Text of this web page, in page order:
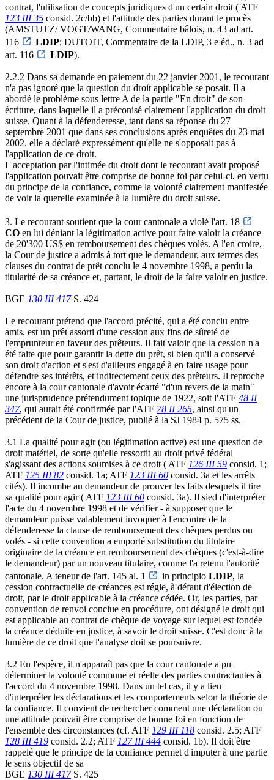
contrat, l'utilisation de concepts juridiques d'un certain droit ( ATF
123 III 35 consid. 2c/bb) et l'attitude des parties durant le procès
(AMSTUTZ/ VOGT/WANG, Commentaire bâlois, n. 43 ad art.
116
LDIP; DUTOIT, Commentaire de la LDIP, 3 e éd., n. 3 ad
art. 116
LDIP).
2.2.2 Dans sa demande en paiement du 22 janvier 2001, le recourant
n'a pas ignoré que la question du droit applicable se posait. Il a
abordé le problème sous lettre A de la partie "En droit" de son
écriture, dans laquelle il a préconisé clairement l'application du droit
suisse. Quant à la défenderesse, tant dans sa réponse du 27
septembre 2001 que dans ses conclusions après enquêtes du 23 mai
2002, elle a déclaré expressément qu'elle ne s'opposait pas à
l'application de ce droit.
L'acceptation par l'intimée du droit dont le recourant avait proposé
l'application pouvait être comprise de bonne foi par celui-ci, en vertu
du principe de la confiance, comme la volonté clairement manifestée
de voir la querelle examinée à la lumière du droit suisse.
3. Le recourant soutient que la cour cantonale a violé l'art. 18
CO en lui déniant la légitimation active pour faire valoir la créance
de 20'300 US$ en remboursement des chèques volés. A l'en croire,
la Cour de justice a admis à tort que le demandeur, aux termes des
clauses du contrat de prêt conclu le 4 novembre 1998, a perdu la
titularité de sa créance et, partant, le droit de la faire valoir en justice.
BGE 130 III 417S. 424
Le recourant prétend que l'accord précité, qui a été conclu entre
amis, est un prêt assorti d'une cession aux fins de sûreté de
l'emprunteur en faveur des prêteurs. Il fait valoir que la cession n'a
été faite que pour garantir la dette du prêt, si bien qu'il a conservé
son droit d'action et s'est d'ailleurs engagé à en faire usage pour
défendre ses intérêts, et indirectement ceux des prêteurs. Il reproche
encore à la cour cantonale d'avoir écarté "d'un revers de la main"
une jurisprudence prétendument topique de 1922, soit l'ATF 48 II
347, qui aurait été confirmée par l'ATF 78 II 265, ainsi qu'un
précédent de la Cour de justice, publié à la SJ 1984 p. 575 ss.
3.1 La qualité pour agir (ou légitimation active) est une question de
droit matériel, de sorte qu'elle ressortit au droit privé fédéral
s'agissant des actions soumises à ce droit ( ATF 126 III 59 consid. 1;
ATF 125 III 82 consid. 1a; ATF 123 III 60 consid. 3a et les arrêts
cités). Il incombe au demandeur de prouver les faits desquels il tire
sa qualité pour agir ( ATF 123 III 60 consid. 3a). Il sied d'interpréter
l'acte du 4 novembre 1998 et de vérifier - à supposer que le
demandeur puisse valablement invoquer à l'encontre de la
défenderesse la clause de remboursement des chèques perdus ou
volés - si cette convention a emporté substitution du titulaire
originaire de la créance en remboursement des chèques (c'est-à-dire
le demandeur) par un nouveau titulaire, comme l'a retenu l'autorité
cantonale. A teneur de l'art. 145 al. 1
in principio LDIP, la
cession contractuelle de créances est régie, à défaut d'élection de
droit, par le droit applicable à la créance cédée. Or, les parties, par
convention de renvoi conclue en procédure, ont désigné le droit qui
est applicable au contrat de chèque de voyage sur lequel est fondée
la créance déduite en justice, à savoir le droit suisse. C'est donc à la
lumière de ce droit que l'analyse doit se poursuivre.
3.2 En l'espèce, il n'apparaît pas que la cour cantonale a pu
déterminer la volonté commune et réelle des parties contractantes à
l'accord du 4 novembre 1998. Dans un tel cas, il y a lieu
d'interpréter les déclarations et les comportements selon la théorie de
la confiance. Il convient de rechercher comment une déclaration ou
une attitude pouvait être comprise de bonne foi en fonction de
l'ensemble des circonstances (cf. ATF 129 III 118 consid. 2.5; ATF
128 III 419 consid. 2.2; ATF 127 III 444 consid. 1b). Il doit être
rappelé que le principe de la confiance permet d'imputer à une partie
le sens objectif de sa
BGE 130 III 417S. 425